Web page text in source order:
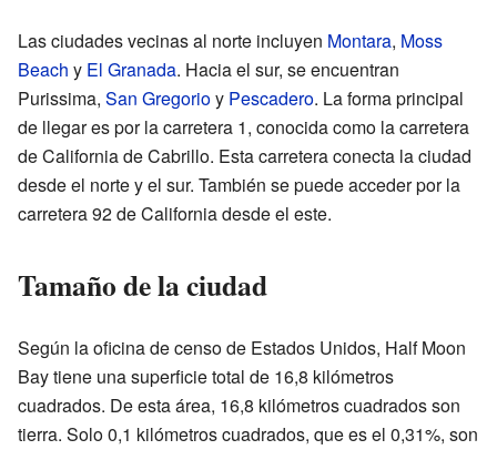
Las ciudades vecinas al norte incluyen Montara, Moss
Beach y El Granada. Hacia el sur, se encuentran
Purissima, San Gregorioy Pescadero. La forma principal
de llegar es por la carretera 1, conocida como la carretera
de California de Cabrillo. Esta carretera conecta la ciudad
desde el norte y el sur. También se puede acceder por la
carretera 92 de California desde el este.
Tamaño de la ciudad
Según la oficina de censo de Estados Unidos, Half Moon
Bay tiene una superficie total de 16,8 kilómetros
cuadrados. De esta área, 16,8 kilómetros cuadrados son
tierra. Solo 0,1 kilómetros cuadrados, que es el 0,31%, son